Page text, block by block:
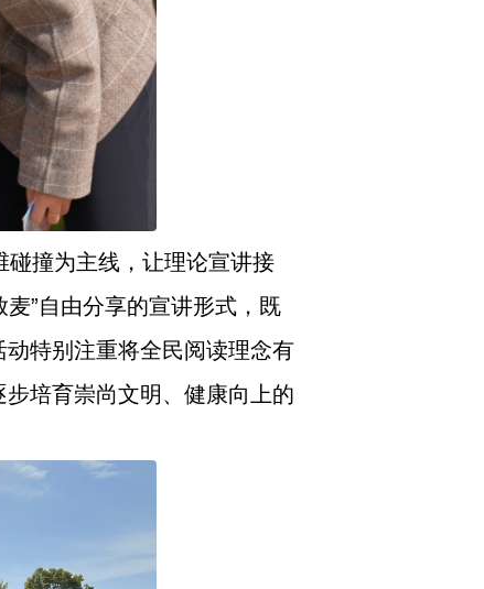
撞为主线，让理论宣讲接
”自由分享的宣讲形式，既
特别注重将全民阅读理念有
培育崇尚文明、健康向上的